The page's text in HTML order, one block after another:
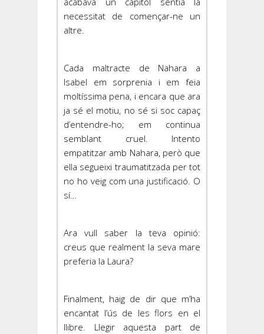
necessitat de començar-ne un
altre.
Cada maltracte de Nahara a
Isabel em sorprenia i em feia
moltíssima pena, i encara que ara
ja sé el motiu, no sé si soc capaç
d’entendre-ho; em continua
semblant cruel. Intento
empatitzar amb Nahara, però que
ella segueixi traumatitzada per tot
no ho veig com una justificació. O
sí…
Ara vull saber la teva opinió:
creus que realment la seva mare
preferia la Laura?
Finalment, haig de dir que m’ha
encantat l’ús de les flors en el
llibre. Llegir aquesta part de